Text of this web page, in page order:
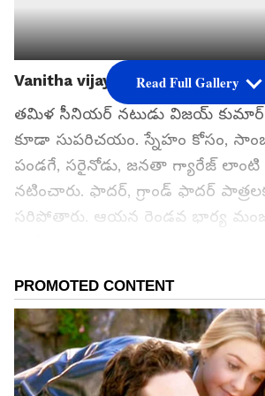
Vanitha vijaykumar
తమిళ సీనియర్ నటుడు విజయ్ కుమార్
కూడా సుపరిచయం. స్నేహం కోసం,
పండగే, సరైనోడు, జనతా గ్యారేజ్ లాంటి
నటించారు. ఫాదర్, గ్రాండ్ ఫాదర్
సరిపోతారు. ఆయన రెండవ భార్య
గూగుల్‌లో ఆసక్తికరమైన సమాచారం కోసం
ను మీ ఫ్రిఫర్డ్ సోర్స్ గా
Read Full Gallery